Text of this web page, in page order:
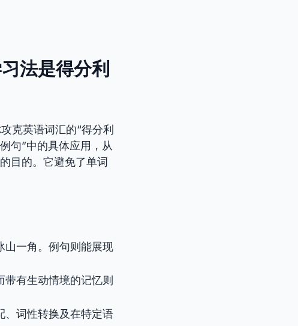
法是得分利
克英语词汇的“得分利
句”中的具体应用，从
目的。它避免了单词
山一角。例句则能展现
带有生动情境的记忆则
、词性转换及在特定语